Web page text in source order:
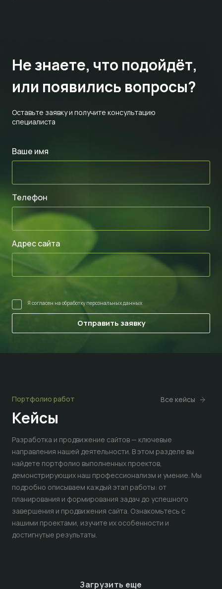
Оставьте заявку и получите консультацию
специалиста
Не знаете, что подойдёт,
или появились вопросы?
Ваше имя
Телефон
Адрес сайта
Я согласен на обработку персональных данных
Портфолио работ
Кейсы
Все кейсы
Разработка и продвижение сайтов — ключевые
направления нашей деятельности. В этом разделе вы
найдете портфолио выполненных проектов,
демонстрирующих наш профессионализм и умение. Мы
подробно описываем каждый этап работы: от
планирования и формирования задач до успешного
завершения и продвижения сайта. Ознакомьтесь с
нашими проектами, изучите их особенности и
достигнутые результаты.
Загрузить еще